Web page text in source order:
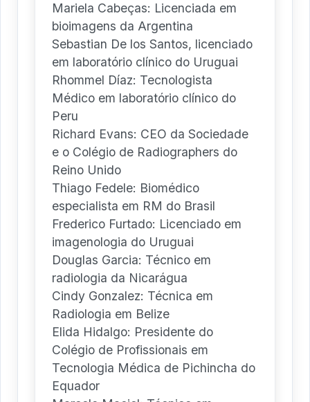
Mariela Cabeças: Licenciada em
bioimagens da Argentina
Sebastian De los Santos, licenciado
em laboratório clínico do Uruguai
Rhommel Díaz: Tecnologista
Médico em laboratório clínico do
Peru
Richard Evans: CEO da Sociedade
e o Colégio de Radiographers do
Reino Unido
Thiago Fedele: Biomédico
especialista em RM do Brasil
Frederico Furtado: Licenciado em
imagenologia do Uruguai
Douglas Garcia: Técnico em
radiologia da Nicarágua
Cindy Gonzalez: Técnica em
Radiologia em Belize
Elida Hidalgo: Presidente do
Colégio de Profissionais em
Tecnologia Médica de Pichincha do
Equador